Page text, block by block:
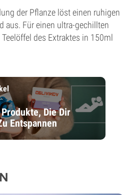
der Pflanze löst einen ruhigen
aus. Für einen ultra-gechillten
des Extraktes in 150ml
Die Dir
Entspannen